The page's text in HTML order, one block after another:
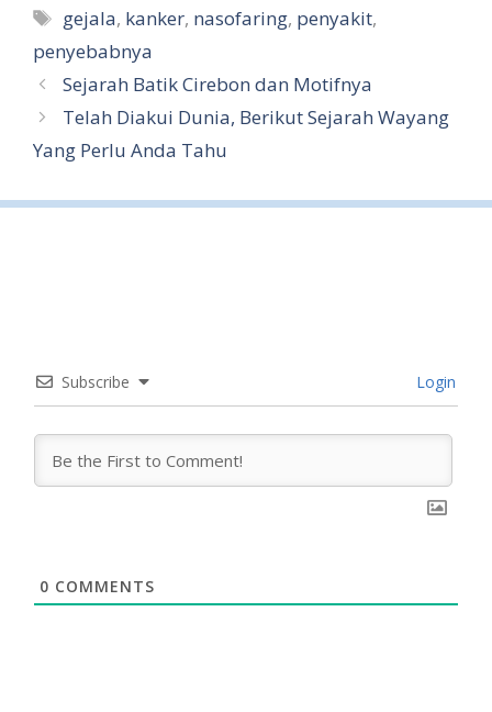
e
Tags
gejala, kanker, nasofaring, penyakit,
penyebabnya
Sejarah Batik Cirebon dan Motifnya
Telah Diakui Dunia, Berikut Sejarah Wayang
Yang Perlu Anda Tahu
Subscribe Login
0 COMMENTS